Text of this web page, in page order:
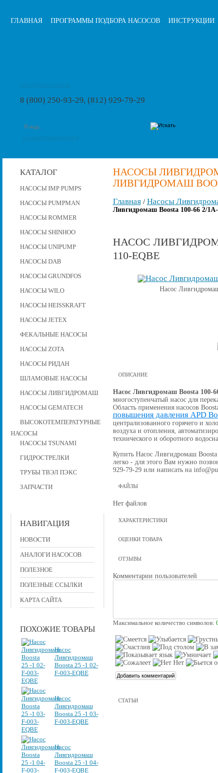
ГЛАВНАЯ ПРОГРАММЫ ПОДБОРА НАСОСОВ ИНСТРУКЦИИ
8 (800) 250-93-29, (812) 929-79-29
КАТАЛОГ
НАСОСЫ IMP PUMPS
НАСОСЫ PUMPMAN
НАСОСЫ ROMMER
НАСОСЫ SHINHOO
НАСОСЫ UNIPUMP
НАСОСЫ DAB
НАСОСЫ GRUNDFOS
НАСОСЫ WILO
НАСОСЫ HEISSKRAFT
НАСОСЫ JETEX
ФЕКАЛЬНЫЕ НАСОСЫ
НАСОСЫ ZOTA
НАСОСЫ РИДАН
ШЛАМОВЫЕ НАСОСЫ
НАСОСЫ ЛИВГИДРОМАШ
НАСОСЫ GEMATECH
ВЫСОКОТЕМПЕРАТУРНЫЕ
НАСОСЫ
НАСОСЫ TSUNAMI
ГИДРОСТРЕЛКИ
ТРУБЫ ТВЭЛ ПЭКС
ЗАПЧАСТИ
НАВИГАЦИЯ
НОВОСТИ
АНАЛОГИ НАСОСОВ
ПОЛЕЗНОЕ
ПОЛЕЗНЫЕ ССЫЛКИ
КАРТА САЙТА
ПОХОЖИЕ ТОВАРЫ
Насос
Ливгидромаш
Boosta 25 -1 02-
F-003-EQBE
Насос
Ливгидромаш
Boosta 25 -1 03-
F-003-EQBE
Насос
Ливгидромаш
Boosta 25 -1 04-
F-003-EQBE
НАСОСЫ
ЛИВГИДРОМАШ
Главная/ Насосы
Ливгидромаш Boosta 100-66 2/
НАСОС
110-EQBE
Насос
ОПИСАНИЕ
Насос Ливгидромаш Boosta 100-
многоступенчатый насос для
Область применения насосов
повышения давления APD
централизованного горячего и
воздуха и отопления,
технического и оборотного
Купить Насос Ливгидромаш
легко - для этого Вам нужно
929-79-29 или написать на
ФАЙЛЫ
Нет файлов
ХАРАКТЕРИСТИКИ
ОЦЕНКИ ТОВАРА
ОТЗЫВЫ
Комментарии пользователей
Максимальное количество символов:
СТАТЬИ